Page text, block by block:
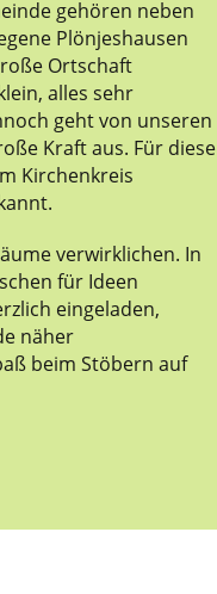
gehören neben
Plönjeshausen
Ortschaft
alles sehr
geht von unseren
Kraft aus. Für diese
Kirchenkreis
verwirklichen. In
für Ideen
eingeladen,
näher
beim Stöbern auf